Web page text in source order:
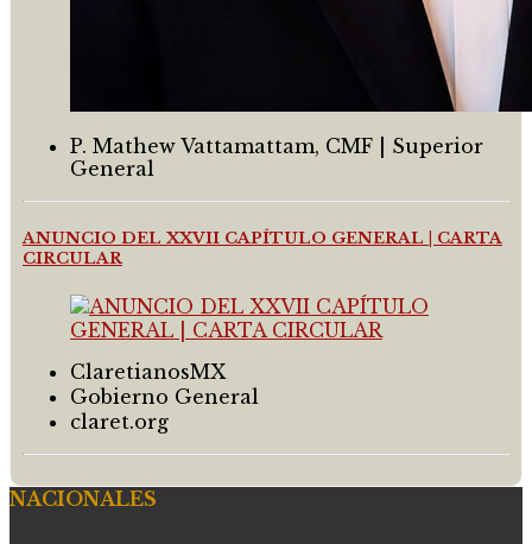
P. Mathew Vattamattam, CMF | Superior
General
ANUNCIO DEL XXVII CAPÍTULO GENERAL | CARTA
CIRCULAR
ClaretianosMX
Gobierno General
claret.org
NACIONALES